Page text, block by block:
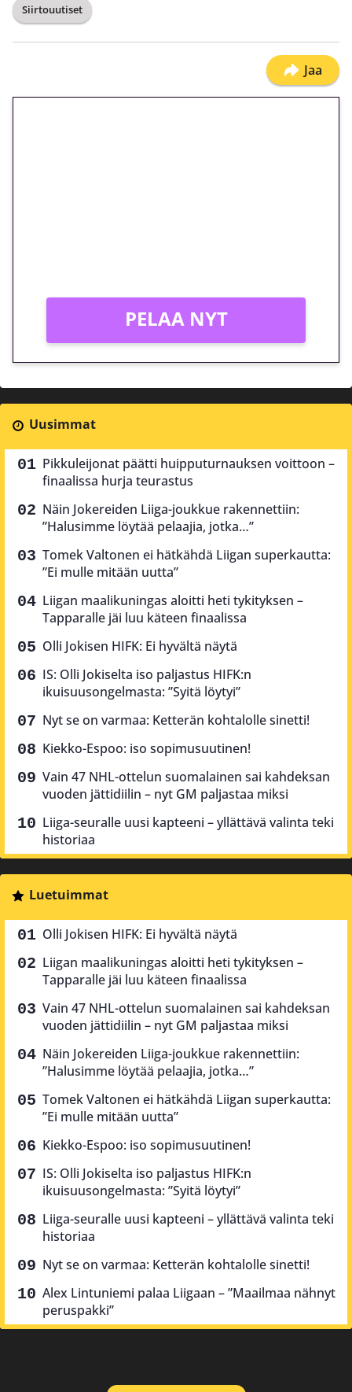
Siirtouutiset
Jaa
PELAA NYT
Uusimmat
Pikkuleijonat päätti huipputurnauksen voittoon –
finaalissa hurja teurastus
Näin Jokereiden Liiga-joukkue rakennettiin:
”Halusimme löytää pelaajia, jotka…”
Tomek Valtonen ei hätkähdä Liigan superkautta:
”Ei mulle mitään uutta”
Liigan maalikuningas aloitti heti tykityksen –
Tapparalle jäi luu käteen finaalissa
Olli Jokisen HIFK: Ei hyvältä näytä
IS: Olli Jokiselta iso paljastus HIFK:n
ikuisuusongelmasta: ”Syitä löytyi”
Nyt se on varmaa: Ketterän kohtalolle sinetti!
Kiekko-Espoo: iso sopimusuutinen!
Vain 47 NHL-ottelun suomalainen sai kahdeksan
vuoden jättidiilin – nyt GM paljastaa miksi
Liiga-seuralle uusi kapteeni – yllättävä valinta teki
historiaa
Luetuimmat
Olli Jokisen HIFK: Ei hyvältä näytä
Liigan maalikuningas aloitti heti tykityksen –
Tapparalle jäi luu käteen finaalissa
Vain 47 NHL-ottelun suomalainen sai kahdeksan
vuoden jättidiilin – nyt GM paljastaa miksi
Näin Jokereiden Liiga-joukkue rakennettiin:
”Halusimme löytää pelaajia, jotka…”
Tomek Valtonen ei hätkähdä Liigan superkautta:
”Ei mulle mitään uutta”
Kiekko-Espoo: iso sopimusuutinen!
IS: Olli Jokiselta iso paljastus HIFK:n
ikuisuusongelmasta: ”Syitä löytyi”
Liiga-seuralle uusi kapteeni – yllättävä valinta teki
historiaa
Nyt se on varmaa: Ketterän kohtalolle sinetti!
Alex Lintuniemi palaa Liigaan – ”Maailmaa nähnyt
peruspakki”